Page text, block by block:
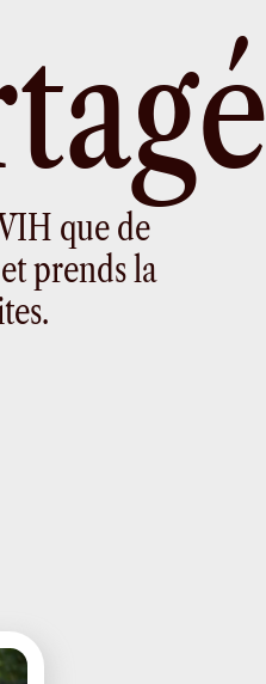
tagé
que de
prends la